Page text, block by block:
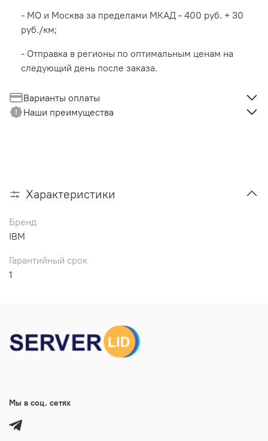
- МО и Москва за пределами МКАД - 400 руб. + 30
руб./км;
- Отправка в регионы по оптимальным ценам на
следующий день после заказа.
Варианты оплаты
Наши преимущества
Характеристики
Бренд
IBM
Гарантийный срок
1
Мы в соц. сетях